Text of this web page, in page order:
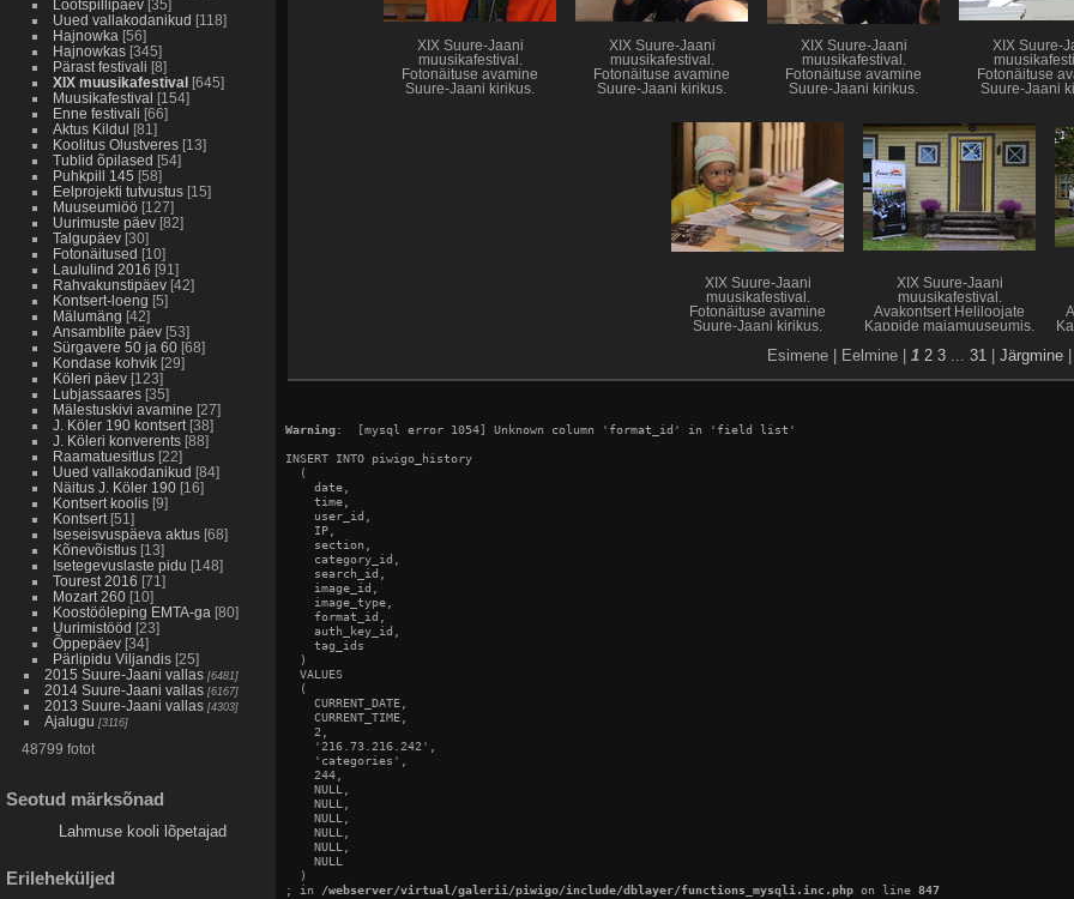
Lõõtspillipäev [35]
Uued vallakodanikud [118]
Hajnowka [56]
Hajnowkas [345]
Pärast festivali [8]
XIX muusikafestival [645]
Muusikafestival [154]
Enne festivali [66]
Aktus Kildul [81]
Koolitus Olustveres [13]
Tublid õpilased [54]
Puhkpill 145 [58]
Eelprojekti tutvustus [15]
Muuseumiöö [127]
Uurimuste päev [82]
Talgupäev [30]
Fotonäitused [10]
Laululind 2016 [91]
Rahvakunstipäev [42]
Kontsert-loeng [5]
Mälumäng [42]
Ansamblite päev [53]
Sürgavere 50 ja 60 [68]
Kondase kohvik [29]
Köleri päev [123]
Lubjassaares [35]
Mälestuskivi avamine [27]
J. Köler 190 kontsert [38]
J. Köleri konverents [88]
Raamatuesitlus [22]
Uued vallakodanikud [84]
Näitus J. Köler 190 [16]
Kontsert koolis [9]
Kontsert [51]
Iseseisvuspäeva aktus [68]
Kõnevõistlus [13]
Isetegevuslaste pidu [148]
Tourest 2016 [71]
Mozart 260 [10]
Koostööleping EMTA-ga [80]
Uurimistööd [23]
Õppepäev [34]
Pärlipidu Viljandis [25]
2015 Suure-Jaani vallas [6481]
2014 Suure-Jaani vallas [6167]
2013 Suure-Jaani vallas [4303]
Ajalugu [3116]
48799 fotot
Seotud märksõnad
Lahmuse kooli lõpetajad
Erileheküljed
XIX Suure-Jaani
muusikafestival.
Fotonäituse avamine
Suure-Jaani kirikus.
XIX Suure-Jaani
muusikafestival.
Fotonäituse avamine
Suure-Jaani kirikus.
XIX Suure-Jaani
muusikafestival.
Fotonäituse avamine
Suure-Jaani kirikus.
XIX Suure-
Fotonäituse
Suure-Jaani
XIX Suure-Jaani
muusikafestival.
Fotonäituse avamine
Suure-Jaani kirikus.
XIX Suure-Jaani
muusikafestival.
Avakontsert Heliloojate
Kappide majamuuseumis.
Esimene | Eelmine | 1 2 3... 31 Järgmine|
Warning:  [mysql error 1054] Unknown column 'format_id' in 'field list'
INSERT INTO piwigo_history
  (
    date,
    time,
    user_id,
    IP,
    section,
    category_id,
    search_id,
    image_id,
    image_type,
    format_id,
    auth_key_id,
    tag_ids
  )
  VALUES
  (
    CURRENT_DATE,
    CURRENT_TIME,
    2,
    '216.73.216.242',
    'categories',
    244,
    NULL,
    NULL,
    NULL,
    NULL,
    NULL,
    NULL
  )
; in /webserver/virtual/galerii/piwigo/include/dblayer/functions_mysqli.inc.php on line 847